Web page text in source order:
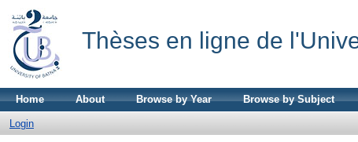
Thèses en ligne de
Home About Browse by Year Browse by Subject
Login